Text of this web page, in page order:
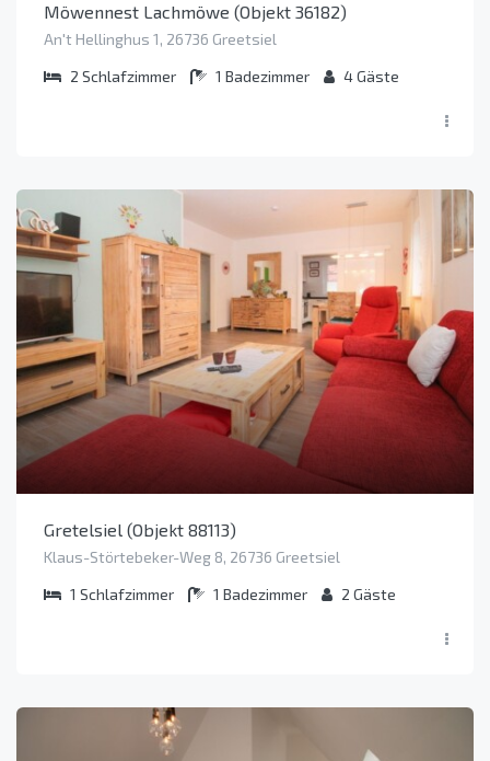
Möwennest Lachmöwe (Objekt 36182)
An't Hellinghus 1, 26736 Greetsiel
2 Schlafzimmer 1 Badezimmer 4Gäste
Gretelsiel (Objekt 88113)
Klaus-Störtebeker-Weg 8, 26736 Greetsiel
1 Schlafzimmer 1 Badezimmer 2 Gäste